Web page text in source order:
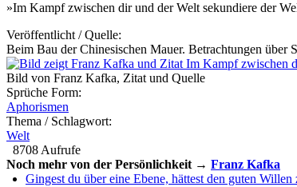
»Im Kampf zwischen dir und der Welt sekundiere der
Veröffentlicht / Quelle:
Beim Bau der Chinesischen Mauer. Betrachtungen
Bild von Franz Kafka, Zitat und Quelle
Sprüche Form:
Aphorismen
Thema / Schlagwort:
Welt
8708 Aufrufe
Noch mehr von der Persönlichkeit → Franz Kafka
Gingest du über eine Ebene, hättest den guten